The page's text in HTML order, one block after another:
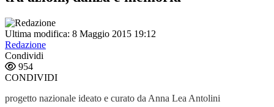
Ultima modifica: 8 Maggio 2015 19:12
Redazione
Condividi
954
CONDIVIDI
progetto nazionale ideato e curato da Anna Lea Antolini